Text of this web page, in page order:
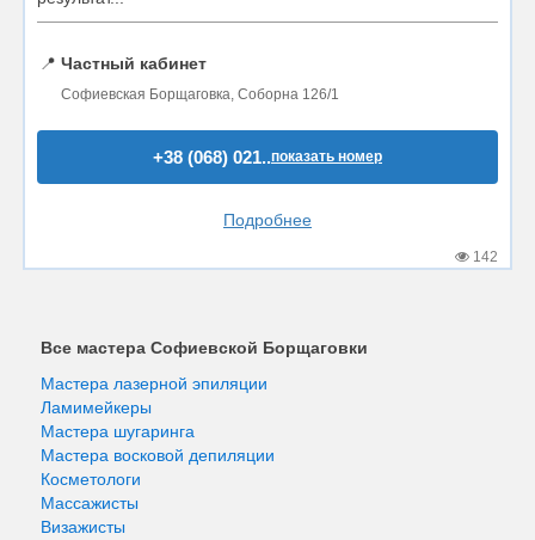
📍 Частный кабинет
Софиевская Борщаговка, Соборна 126/1
+38 (068) 021..показать номер
Подробнее
142
Все мастера Софиевской Борщаговки
Мастера лазерной эпиляции
Ламимейкеры
Мастера шугаринга
Мастера восковой депиляции
Косметологи
Массажисты
Визажисты